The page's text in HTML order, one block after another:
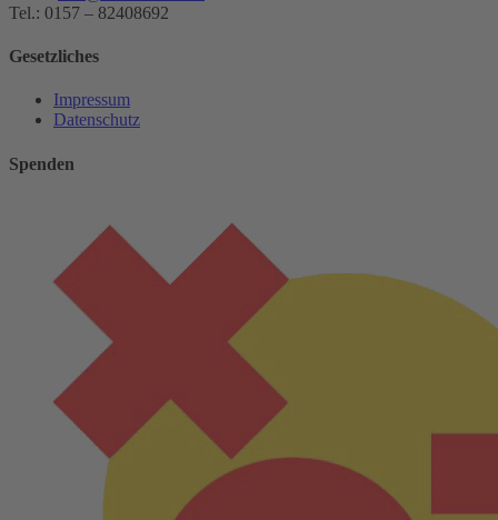
Tel.: 0157 – 82408692
Gesetzliches
Impressum
Datenschutz
Spenden